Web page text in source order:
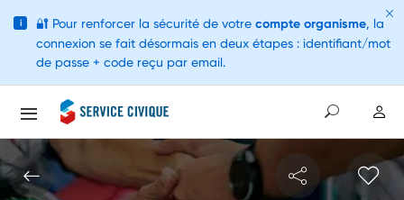
i 🔐 Pour renforcer la sécurité de votre compte organisme, la
connexion se fait désormais en deux étapes : identifiant/mot
de passe + code reçu par email.